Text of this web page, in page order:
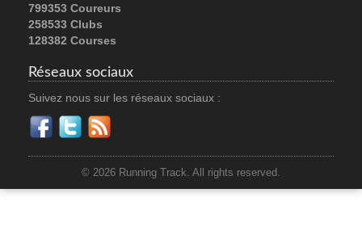
799353 Coureurs
258533 Clubs
128382 Courses
Réseaux sociaux
Suivez nous sur les réseaux sociaux :
© 2026 Running Track. All rights reserved.